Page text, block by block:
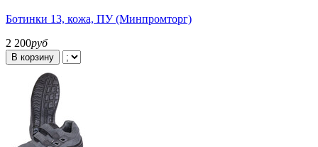
Ботинки 13, кожа, ПУ (Минпромторг)
2 200руб
В корзину